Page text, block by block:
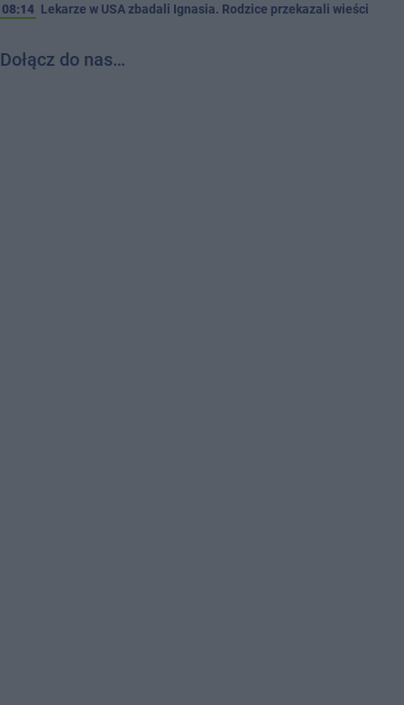
08:14 Lekarze w USA zbadali Ignasia. Rodzice przekazali wieści
Dołącz do nas…